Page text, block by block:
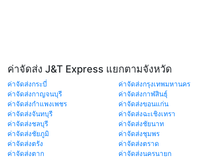
ค่าจัดส่ง J&T Express แยกตามจังหวัด
ค่าจัดส่งกระบี่
ค่าจัดส่งกรุงเทพมหานคร
ค่าจัดส่งกาญจนบุรี
ค่าจัดส่งกาฬสินธุ์
ค่าจัดส่งกำแพงเพชร
ค่าจัดส่งขอนแก่น
ค่าจัดส่งจันทบุรี
ค่าจัดส่งฉะเชิงเทรา
ค่าจัดส่งชลบุรี
ค่าจัดส่งชัยนาท
ค่าจัดส่งชัยภูมิ
ค่าจัดส่งชุมพร
ค่าจัดส่งตรัง
ค่าจัดส่งตราด
ค่าจัดส่งตาก
ค่าจัดส่งนครนายก